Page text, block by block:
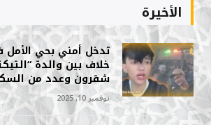
الأخيرة
تدخل أمني بحي
خلاف بين والدة
شقرون وعدد من
نوفمبر 10, 2025